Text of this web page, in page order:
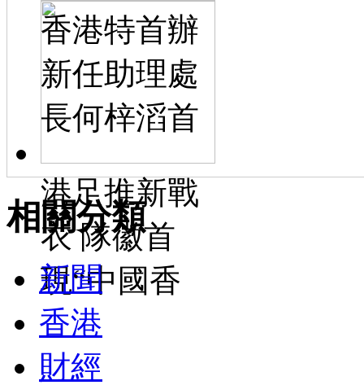
香港特首辦
新任助理處
長何梓滔首
港足推新戰
衣 隊徽首
現“中國香
相關分類
新聞
香港
財經